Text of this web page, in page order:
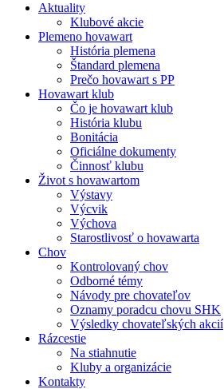
Aktuality
Klubové akcie
Plemeno hovawart
História plemena
Štandard plemena
Prečo hovawart s PP
Hovawart klub
Čo je hovawart klub
História klubu
Bonitácia
Oficiálne dokumenty
Činnosť klubu
Život s hovawartom
Výstavy
Výcvik
Výchova
Starostlivosť o hovawarta
Chov
Kontrolovaný chov
Odborné témy
Návody pre chovateľov
Oznamy poradcu chovu SHK
Výsledky chovateľských akcií
Rázcestie
Na stiahnutie
Kluby a organizácie
Kontakty